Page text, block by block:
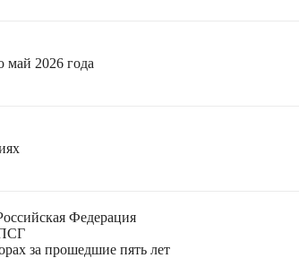
май 2026 года
Федерация
ПСГ
за прошедшие пять лет